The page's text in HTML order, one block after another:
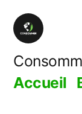
Aller
contenu
Accueil